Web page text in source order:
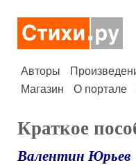
Авторы
Магазин
О портале
Краткое
Валентин Юрьев